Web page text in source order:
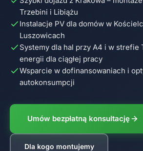
Trzebini i Libiążu
Instalacje PV dla domów w
Luszowicach
Systemy dla hal przy A4 i w strefie
energii dla ciągłej pracy
Wsparcie w dofinansowaniach i
autokonsumpcji
Umów bezpłatną konsultację
Dla kogo montujemy